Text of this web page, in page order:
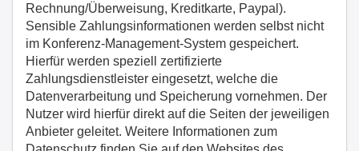
Rechnung/Überweisung, Kreditkarte, Paypal).
Sensible Zahlungsinformationen werden selbst nicht
im Konferenz-Management-System gespeichert.
Hierfür werden speziell zertifizierte
Zahlungsdienstleister eingesetzt, welche die
Datenverarbeitung und Speicherung vornehmen. Der
Nutzer wird hierfür direkt auf die Seiten der jeweiligen
Anbieter geleitet. Weitere Informationen zum